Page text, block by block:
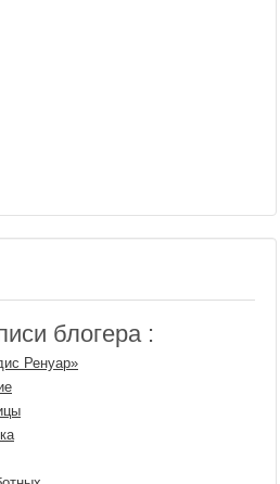
блогера :
Ренуар»